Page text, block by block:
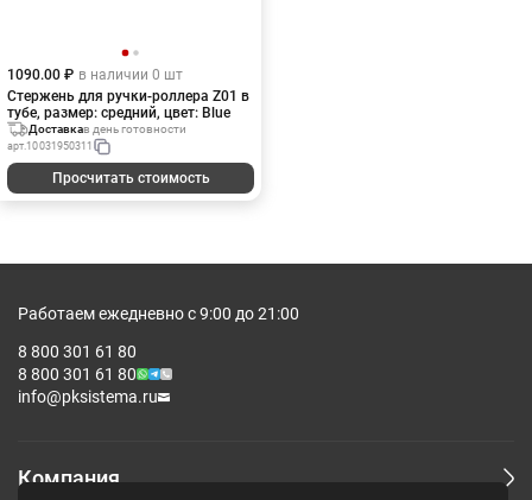
1090.00 ₽ в наличии 0 шт
Стержень для ручки-роллера Z01 в
тубе, размер: средний, цвет: Blue
Доставкав день готовности
арт.10031950311
Просчитать стоимость
Работаем ежедневно с 9:00 до 21:00
8 800 301 61 80
8 800 301 61 80
info@pksistema.ru
Компания